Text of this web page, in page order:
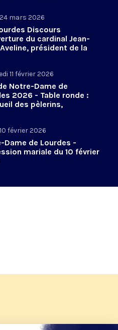
mars 2026
Discours
du cardinal Jean-
président de la
11 février 2026
Notre-Dame de
2026 - Table ronde :
des pèlerins,
février 2026
Dame de Lourdes -
mariale du 10 février